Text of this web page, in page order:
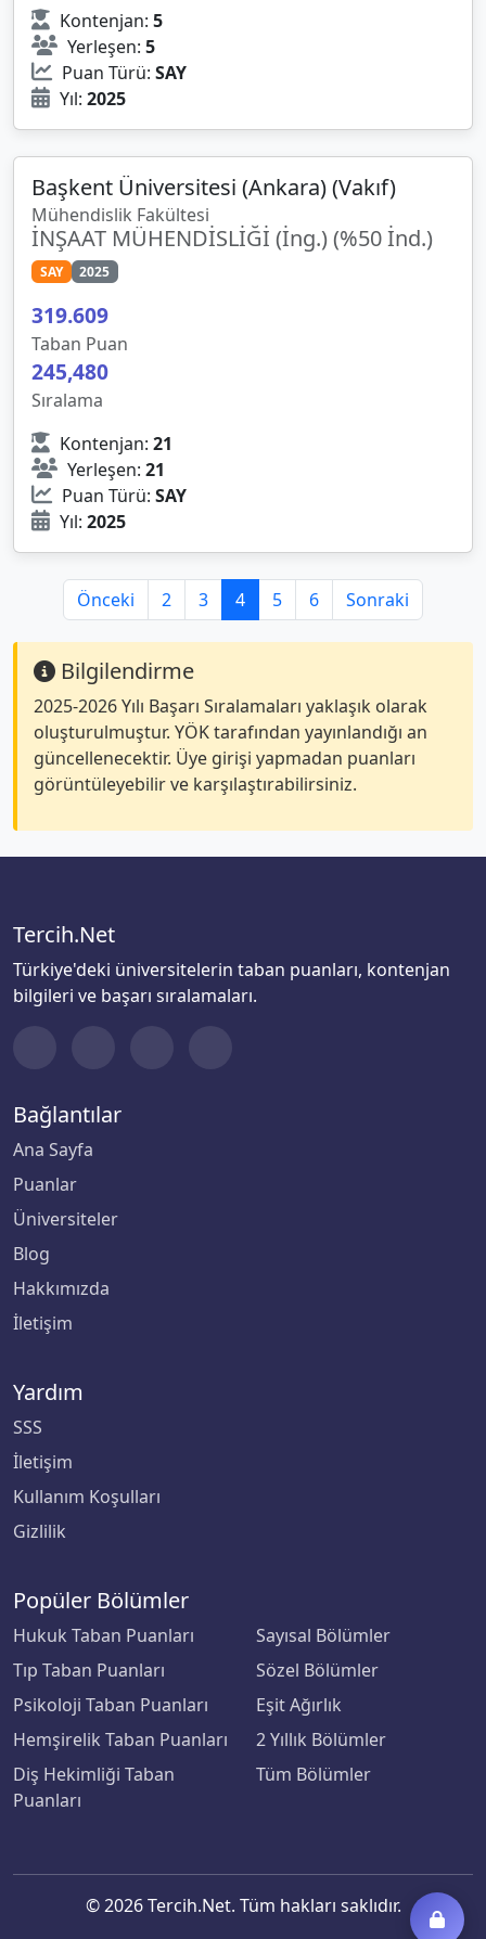
Kontenjan: 5
Yerleşen: 5
Puan Türü: SAY
Yıl: 2025
Başkent Üniversitesi (Ankara) (Vakıf)
Mühendislik Fakültesi
İNŞAAT MÜHENDİSLİĞİ (İng.) (%50 İnd.)
SAY 2025
319.609
Taban Puan
245,480
Sıralama
Kontenjan: 21
Yerleşen: 21
Puan Türü: SAY
Yıl: 2025
Önceki 2 3 4 5 6 Sonraki
Bilgilendirme
2025-2026 Yılı Başarı Sıralamaları yaklaşık olarak
oluşturulmuştur. YÖK tarafından yayınlandığı an
güncellenecektir. Üye girişi yapmadan puanları
görüntüleyebilir ve karşılaştırabilirsiniz.
Tercih.Net
Türkiye'deki üniversitelerin taban puanları, kontenjan
bilgileri ve başarı sıralamaları.
Bağlantılar
Ana Sayfa
Puanlar
Üniversiteler
Blog
Hakkımızda
İletişim
Yardım
SSS
İletişim
Kullanım Koşulları
Gizlilik
Popüler Bölümler
Hukuk Taban Puanları
Tıp Taban Puanları
Psikoloji Taban Puanları
Hemşirelik Taban Puanları
Diş Hekimliği Taban
Puanları
Sayısal Bölümler
Sözel Bölümler
Eşit Ağırlık
2 Yıllık Bölümler
Tüm Bölümler
© 2026 Tercih.Net. Tüm hakları saklıdır.